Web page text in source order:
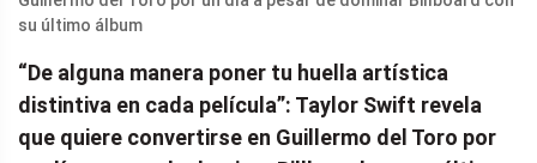
“De alguna manera poner tu huella artística
distintiva en cada película”: Taylor Swift revela
que quiere convertirse en Guillermo del Toro por